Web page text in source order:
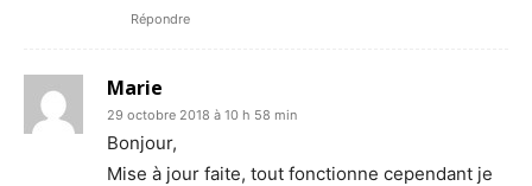
Répondre
Marie
29 octobre 2018 à 10 h 58 min
Bonjour,
Mise à jour faite, tout fonctionne cependant je